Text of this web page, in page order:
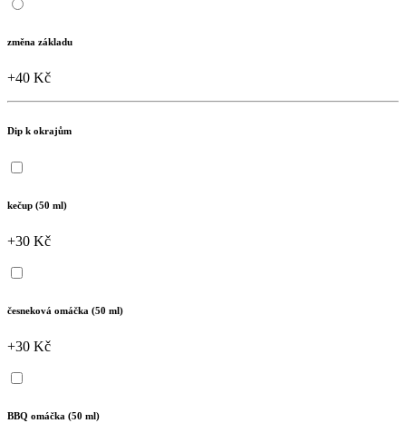
změna základu
+40 Kč
Dip k okrajům
kečup (50 ml)
+30 Kč
česneková omáčka (50 ml)
+30 Kč
BBQ omáčka (50 ml)